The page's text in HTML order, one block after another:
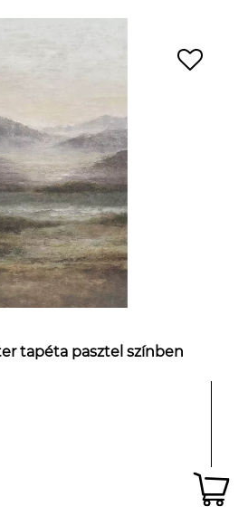
tapéta pasztel színben